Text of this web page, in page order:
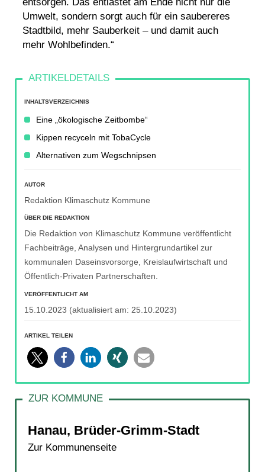
Umwelt, sondern sorgt auch für ein saubereres
Stadtbild, mehr Sauberkeit – und damit auch
mehr Wohlbefinden.“
INHALTSVERZEICHNIS
Eine „ökologische Zeitbombe“
Kippen recyceln mit TobaCycle
Alternativen zum Wegschnipsen
AUTOR
Redaktion Klimaschutz Kommune
ÜBER DIE REDAKTION
Die Redaktion von Klimaschutz Kommune veröffentlicht
Fachbeiträge, Analysen und Hintergrundartikel zur
kommunalen Daseinsvorsorge, Kreislaufwirtschaft und
Öffentlich-Privaten Partnerschaften.
VERÖFFENTLICHT AM
15.10.2023 (aktualisiert am: 25.10.2023)
ARTIKEL TEILEN
Hanau, Brüder-Grimm-Stadt
Zur Kommunenseite